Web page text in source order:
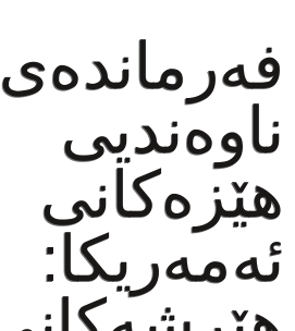
فەرماندەی
ناوەندیی
هێزەکانی
ئەمەریکا: